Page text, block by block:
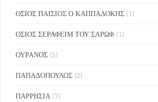
ΟΣΙΟΣ ΠΑΙΣΙΟΣ Ο ΚΑΠΠΑΔΟΚΗΣ (1)
ΟΣΙΟΣ ΣΕΡΑΦΕΙΜ ΤΟΥ ΣΑΡΩΦ (1)
ΟΥΡΑΝΟΣ (5)
ΠΑΠΑΔΟΠΟΥΛΟΣ (2)
ΠΑΡΡΗΣΙΑ (7)